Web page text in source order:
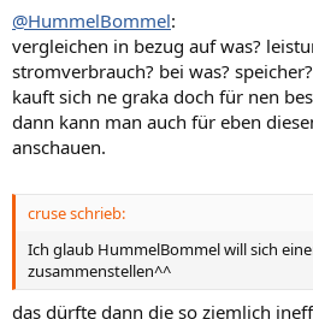
@HummelBommel:
vergleichen in bezug auf was?
stromverbrauch? bei was?
kauft sich ne graka doch für nen
dann kann man auch für eben
anschauen.
cruse schrieb:
Ich glaub HummelBommel will sich
zusammenstellen^^
das dürfte dann die so ziemlich